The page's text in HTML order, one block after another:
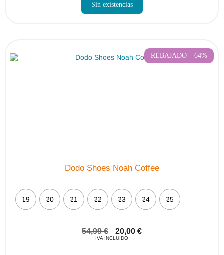
Sin existencias
REBAJADO – 64%
Dodo Shoes Noah Coffee
19 20 21 22 23 24 25
54,99€ 20,00 €
IVA INCLUIDO